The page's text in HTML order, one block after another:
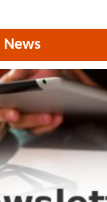
News